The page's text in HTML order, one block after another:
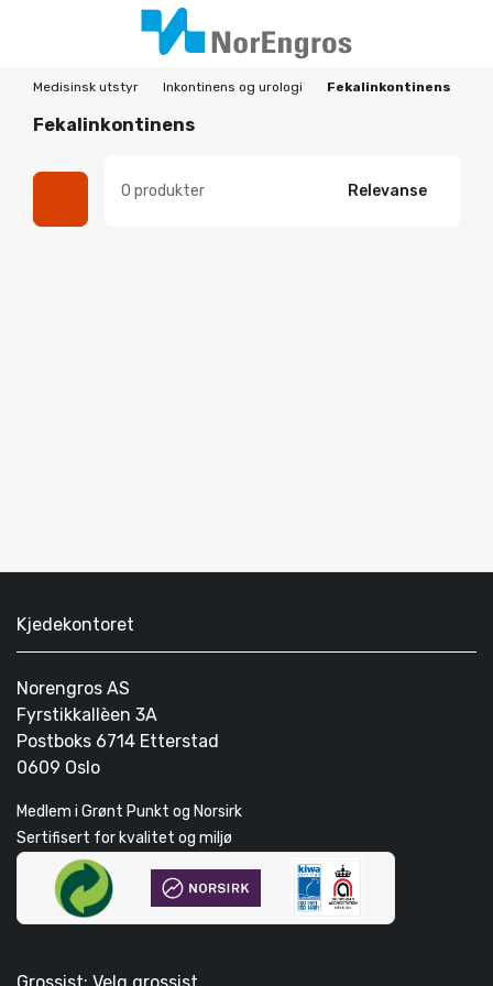
Medisinsk utstyr Inkontinens og urologi Fekalinkontinens
Fekalinkontinens
0 produkter Relevanse
Kjedekontoret
Norengros AS
Fyrstikkallèen 3A
Postboks 6714 Etterstad
0609 Oslo
Medlem i Grønt Punkt og Norsirk
Sertifisert for kvalitet og miljø